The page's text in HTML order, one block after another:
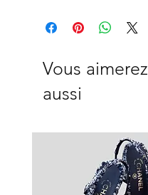
Vous aimerez
aussi